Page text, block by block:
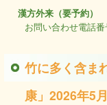
漢方外来（要予約）
お問い合わせ電話番
竹に多く含ま
康」2026年5月